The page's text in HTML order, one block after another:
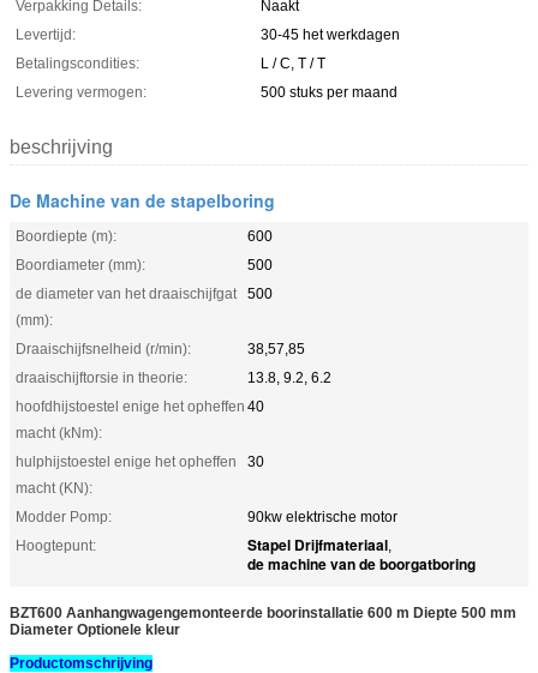
Verpakking Details:
Naakt
Levertijd:
30-45 het werkdagen
Betalingscondities:
L / C, T / T
Levering vermogen:
500 stuks per maand
beschrijving
De Machine van de stapelboring
Boordiepte (m):
600
Boordiameter (mm):
500
de diameter van het draaischijfgat
(mm):
500
Draaischijfsnelheid (r/min):
38,57,85
draaischijftorsie in theorie:
13.8, 9.2, 6.2
hoofdhijstoestel enige het opheffen
macht (kNm):
40
hulphijstoestel enige het opheffen
macht (KN):
30
Modder Pomp:
90kw elektrische motor
Hoogtepunt:
Stapel Drijfmateriaal,
de machine van de boorgatboring
BZT600 Aanhangwagengemonteerde boorinstallatie 600 m Diepte 500 mm
Diameter Optionele kleur
Productomschrijving